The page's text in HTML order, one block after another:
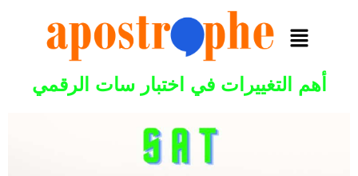
أهم التغييرات في اختبار سات الرقمي